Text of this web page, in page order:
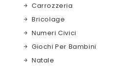
Carrozzeria
Bricolage
Numeri Civici
Giochi Per Bambini
Natale